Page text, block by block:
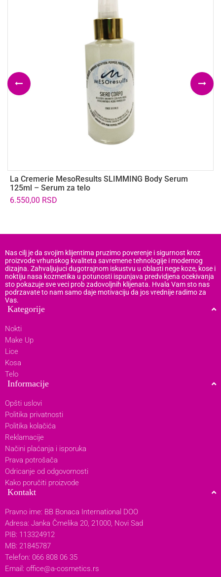
La Cremerie MesoResults SLIMMING Body Serum
125ml – Serum za telo
6.550,00 RSD
Nas cilj je da svojim klijentima pruzimo poverenje i sigurnost kroz
proizvode vrhunskog kvaliteta savremene tehnologije i modernog
dizajna. Zahvaljujuci dugotrajnom iskustvu u oblasti nege koze, kose i
noktiju nasa kozmetika u potunosti ispunjava predvidjena ocekivanja
sto pokazuje sve veci prob zadovoljnih klijenata. Hvala Vam sto nas
podrzavate to nam samo daje motivaciju da jos vrednije radimo za
Vas.
Kategorije
Nokti
Make Up
Lice
Kosa
Telo
Informacije
Opšti uslovi
Politika privatnosti
Politika kolačića
Reklamacije
Načini plaćanja i isporuka
Prava potrošača
Odricanje od odgovornosti
Kako poručiti proizvode
Kontakt
Pravno ime: BB Bonaca International DOO
Adresa: Janka Čmelika 20, 21000, Novi Sad
PIB: 113324912
MB: 21845787
Telefon: 066 808 06 35
Email: office@a-cosmetics.rs